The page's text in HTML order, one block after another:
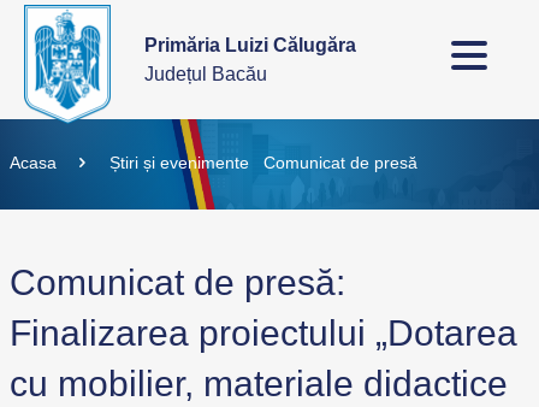
Primăria Luizi Călugăra
Județul Bacău
Acasa Știri și evenimente Comunicat de presă
Comunicat de presă:
Finalizarea proiectului „Dotarea
cu mobilier, materiale didactice